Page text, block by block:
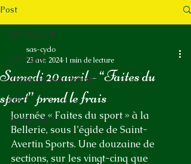
Post
All Posts
Catégorie non définie
FFCT
Sorties club
All Posts
Samedi 20 avril – “Faites du
sport” prend le frais
sas-cyclo
23 avr. 2024 1 min de lecture
Journée « Faites du sport » à la
Bellerie, sous l’égide de Saint-
Avertin Sports. Une douzaine de
sections, sur les vingt-cinq que